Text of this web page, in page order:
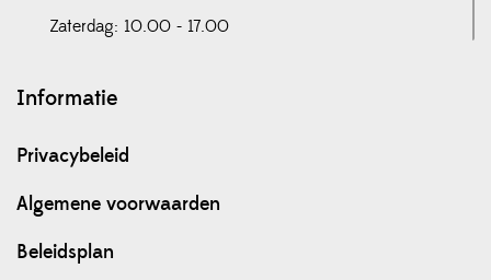
Zaterdag: 10.00 - 17.00
Informatie
Privacybeleid
Algemene voorwaarden
Beleidsplan